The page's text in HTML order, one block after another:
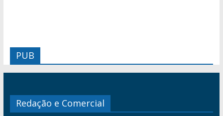
PUB
Redação e Comercial